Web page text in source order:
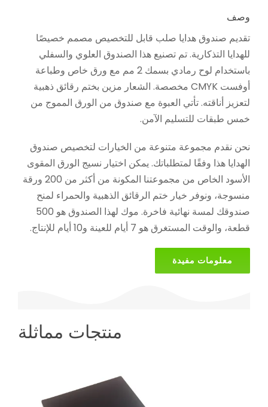
وصف
تقديم صندوق هدايا صلب قابل للتخصيص مصمم خصيصًا
للهدايا التذكارية. تم تصنيع هذا الصندوق العلوي والسفلي
باستخدام لوح رمادي بسمك 2 مم مع ورق خاص وطباعة
أوفست CMYK مخصصة. الشعار مزين بختم رقائق ذهبية
لتعزيز أناقته. تأتي العبوة مع صندوق من الورق المموج من
خمس طبقات للتسليم الآمن.
نحن نقدم مجموعة متنوعة من الخيارات لتخصيص صندوق
الهدايا هذا وفقًا لمتطلباتك. يمكن اختيار نسيج الورق المقوى
الأسود الخاص من مجموعتنا المكونة من أكثر من 200 ورقة
منسوجة، ونوفر خيار ختم الرقائق الذهبية والحمراء لمنح
صندوقك لمسة نهائية فاخرة. موك لهذا الصندوق هو 500
قطعة، والوقت المستغرق هو 7 أيام للعينة و10 أيام للإنتاج.
معلومات مفيدة
منتجات مماثلة